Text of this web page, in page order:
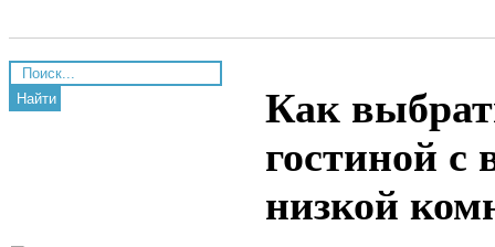
Найти
Как
гостиной
низкой